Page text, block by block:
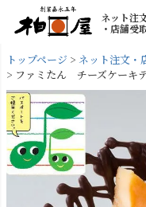
ネット注
・店舗受
トップページ
ネット注文・
ファミたん チーズケーキ